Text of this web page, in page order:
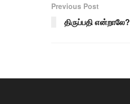
Previous Post
திருப்பதி என்றாலே?